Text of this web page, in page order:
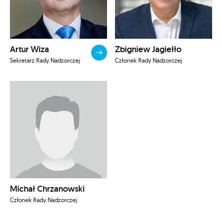
Artur Wiza
Sekretarz Rady Nadzorczej
Zbigniew Jagiełło
Członek Rady Nadzorczej
Michał Chrzanowski
Członek Rady Nadzorczej